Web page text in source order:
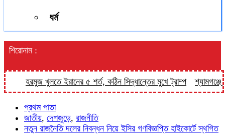
ধর্ম
শিরোনাম :
হরমুজ খুলতে ইরানের ৫ শর্ত, কঠিন সিদ্ধান্তের মুখে ট্রাম্প শ্যামগঞ্জে
প্রথম পাতা
জাতীয়, দেশজুড়ে, রাজনীতি
নতুন রাজনৈতি দলের নিবন্ধন নিয়ে ইসির গণবিজ্ঞপ্তি হাইকোর্টে স্থগিত